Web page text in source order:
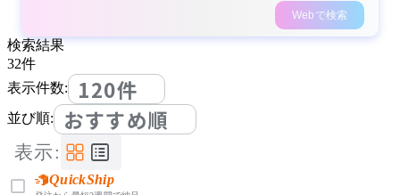
Webで検索
検索結果
32件
表示件数:
120件
並び順: おすすめ順
表示:
QuickShip